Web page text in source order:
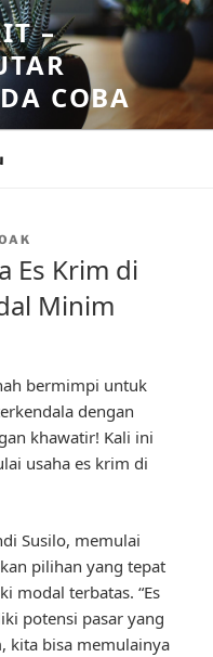
–
COBA
Es Krim di
Minim
bermimpi untuk
dengan
khawatir! Kali ini
usaha es krim di
Susilo, memulai
pilihan yang tepat
modal terbatas. “Es
potensi pasar yang
kita bisa memulainya